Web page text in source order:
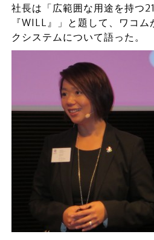
社長は「広範囲な用途を持つ
『WILL』」と題して、ワコ
クシステムについて語った。